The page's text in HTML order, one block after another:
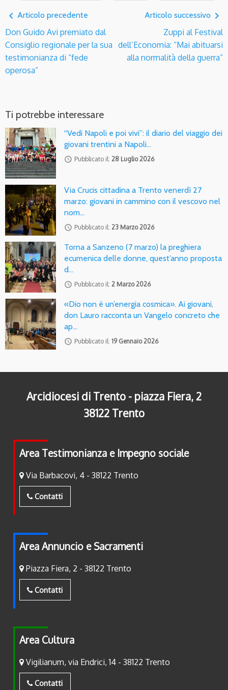
navigate_before Articolo precedente
Don Guido Avi premiato dal
Consiglio regionale per la sua
testimonianza di “fede
operosa”
Articolo successivo navigate_next
Zuppi al Festival
dell’Economia: “Mai abituarsi
alla normalità della guerra”
Ti potrebbe interessare
“Vedi Napoli e poi vivi”: il diario del viaggio dei
giovani trentini a Napoli…
access_time Pubblicato il: 28 Luglio 2026
Via Crucis cittadina a Trento venerdì 27
marzo: giovani in cammino con il vescovo nel
nom…
access_time Pubblicato il: 23 Marzo 2026
Torna a Sanzeno (7 marzo) la preghiera
ecumenica delle donne, quest’anno proposta
d…
access_time Pubblicato il: 2 Marzo 2026
«Dio non è un’energia cosmica». Ai giovani,
don Lauro racconta un Vangelo concreto che
ap…
access_time Pubblicato il: 19 Gennaio 2026
Arcidiocesi di Trento - piazza Fiera, 2
38122 Trento
Area Testimonianza e Impegno sociale
Via Barbacovi, 4 - 38122 Trento
Contatti
Area Annuncio e Sacramenti
Piazza Fiera, 2 - 38122 Trento
Contatti
Area Cultura
Vigilianum, via Endrici, 14 - 38122 Trento
Contatti